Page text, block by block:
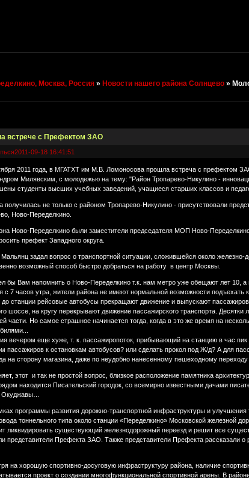
Москва, Россия »Новости нашего района Солнцево »
встрече с Префектом ЗАО
2011-09-18 16:41:51
2011 года, в МГАТХТ им М.В. Ломоносова прошла встреча с префектом
Милявским, с молодежью на тему: "Район Тропарево-Никулино -
студенты высших учебных заведений, учащиеся старших классов и
получилась не только с районом Тропарево-Никулино - присутствовали
Ново-Переделкино.
Ново-Переделкино были заместители председателя МОП Ново-
префект Западного округа.
задал вопрос о транспортной ситуации, сложившейся около
возможный способ быстро добраться на работу в центр Москвы.
бы Вам напомнить о Ново-Переделкино т.к. нам метро уже обещают лет 10, а
с 7 часов утра, жители района не имеют нормальной возможности
станции рейсовые автобусы прекращают движение и выпускают
шоссе, на кругу перекрывают движение пассажирского транспорта.
части. Но самое страшное начинается тогда, когда в это же время на
вечером еще хуже, т. к. пассажиропоток, прибывающий на станцию в час
пассажиров к остановкам автобусов? или сделать прокол под Ж/д? А для
на сторону магазина, даже по неудобно нанесенному пешеходному
этот и так не простой вопрос, близкое расположение памятника
находится Писательский городок, со всемирно известными дачами
Окуджавы…
программы развития дорожно-транспортной инфраструктуры и улучшения
тоннельного типа около станции «Переделкино» Московской железной
ликвидировать существующий железнодорожный переезд и решит все
представители Префекта ЗАО. Также представители Префекта рассказали
на хорошую спортивно-досуговую инфраструктуру района, наличие
проект о создании многофункциональной спортивной арены. В